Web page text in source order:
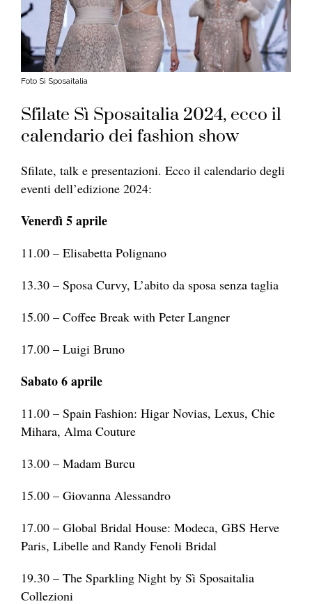
Foto Sì Sposaitalia
Sfilate Sì Sposaitalia 2024, ecco il
calendario dei fashion show
Sfilate, talk e presentazioni. Ecco il calendario degli
eventi dell’edizione 2024:
Venerdì 5 aprile
11.00 – Elisabetta Polignano
13.30 – Sposa Curvy, L’abito da sposa senza taglia
15.00 – Coffee Break with Peter Langner
17.00 – Luigi Bruno
Sabato 6 aprile
11.00 – Spain Fashion: Higar Novias, Lexus, Chie
Mihara, Alma Couture
13.00 – Madam Burcu
15.00 – Giovanna Alessandro
17.00 – Global Bridal House: Modeca, GBS Herve
Paris, Libelle and Randy Fenoli Bridal
19.30 – The Sparkling Night by Sì Sposaitalia
Collezioni